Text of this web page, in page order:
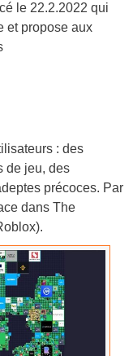
le 22.2.2022 qui
et propose aux
: des
de jeu, des
précoces. Par
dans The